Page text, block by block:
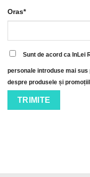
Oras*
Sunt de acord ca InLei
personale introduse mai
despre produsele și